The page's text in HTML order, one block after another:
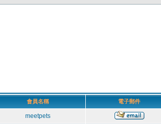
會員名稱 電子郵件
meetpets